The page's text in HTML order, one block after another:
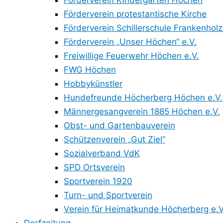
Förderverein protestantische Kirche
Förderverein Schillerschule
Förderverein „Unser Höchen“ e.V.
Freiwillige Feuerwehr Höchen e.V.
FWG Höchen
Hobbykünstler
Hundefreunde Höcherberg Höchen e.V.
Männergesangverein 1885 Höchen e.V.
Obst- und Gartenbauverein
Schützenverein „Gut Ziel“
Sozialverband VdK
SPD Ortsverein
Sportverein 1920
Turn- und Sportverein
Verein für Heimatkunde Höcherberg